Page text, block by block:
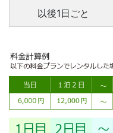
以後1日ごと